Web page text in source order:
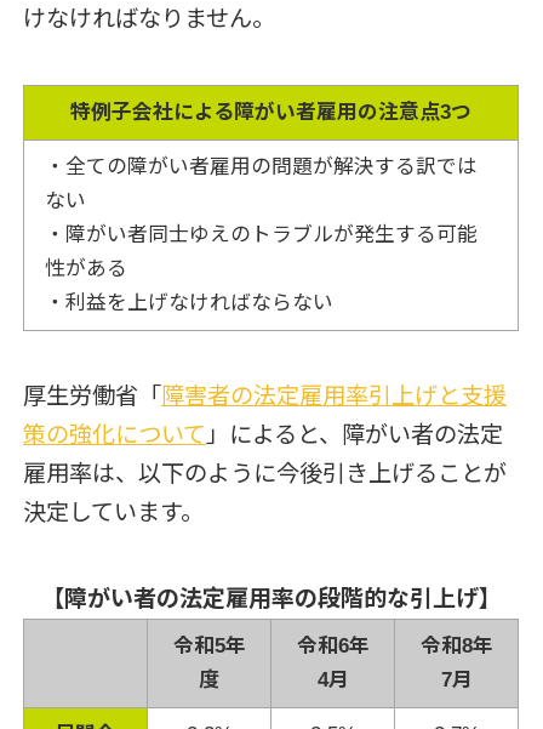
けなければなりません。
特例子会社による障がい者雇用の注意点3つ
・全ての障がい者雇用の問題が解決する訳では
ない
・障がい者同士ゆえのトラブルが発生する可能
性がある
・利益を上げなければならない
厚生労働省「 障害者の法定雇用率引上げと支援
策の強化について」によると、障がい者の法定
雇用率は、以下のように今後引き上げることが
決定しています。
【障がい者の法定雇用率の段階的な引上げ】
令和5年
度
令和6年
4月
令和8年
7月